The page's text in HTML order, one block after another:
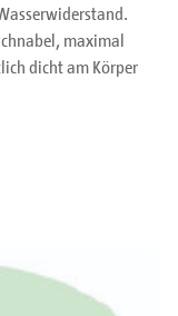
maximal
dicht am Körper